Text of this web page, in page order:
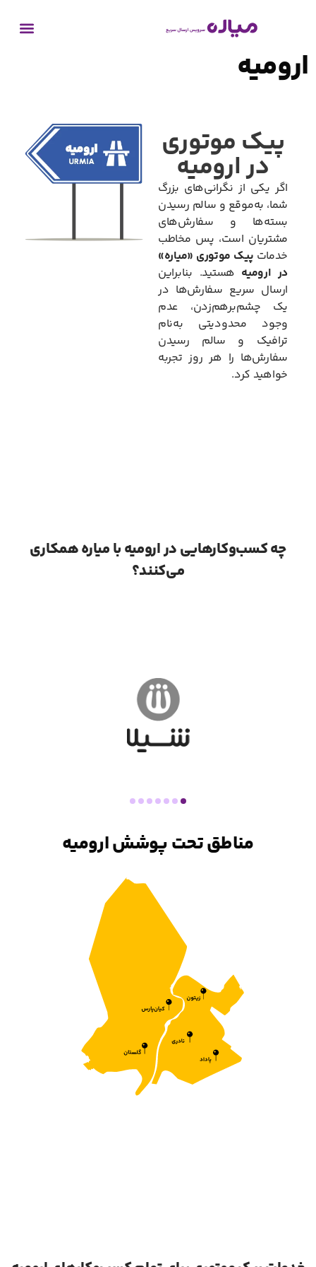
ارومیه
پیک موتوری
در ارومیه
اگر یکی از نگرانی‌های بزرگ
شما، به‌موقع و سالم رسیدن
بسته‌ها و سفارش‌های
مشتریان است، پس مخاطب
خدمات پیک موتوری «میاره»
در ارومیه هستید. بنابراین
ارسال سریع سفارش‌ها در
یک چشم‌برهم‌زدن، عدم
وجود محدودیتی به‌نام
ترافیک و سالم رسیدن
سفارش‌ها را هر روز تجربه
خواهید کرد.
چه کسب‌و‌کارهایی در ارومیه با میاره همکاری
می‌کنند؟
مناطق تحت پوشش ارومیه